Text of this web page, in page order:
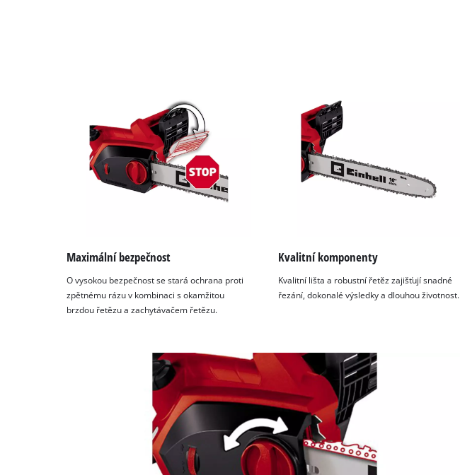
Maximální bezpečnost
O vysokou bezpečnost se stará ochrana proti
zpětnému rázu v kombinaci s okamžitou
brzdou řetězu a zachytávačem řetězu.
Kvalitní komponenty
Kvalitní lišta a robustní řetěz zajišťují snadné
řezání, dokonalé výsledky a dlouhou životnost.